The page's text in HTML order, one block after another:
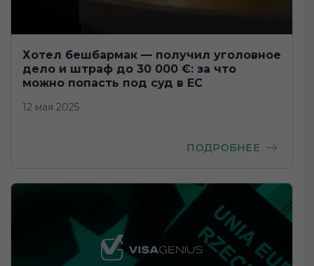
Хотел бешбармак — получил уголовное
дело и штраф до 30 000 €: за что
можно попасть под суд в ЕС
12 мая 2025
ПОДРОБНЕЕ